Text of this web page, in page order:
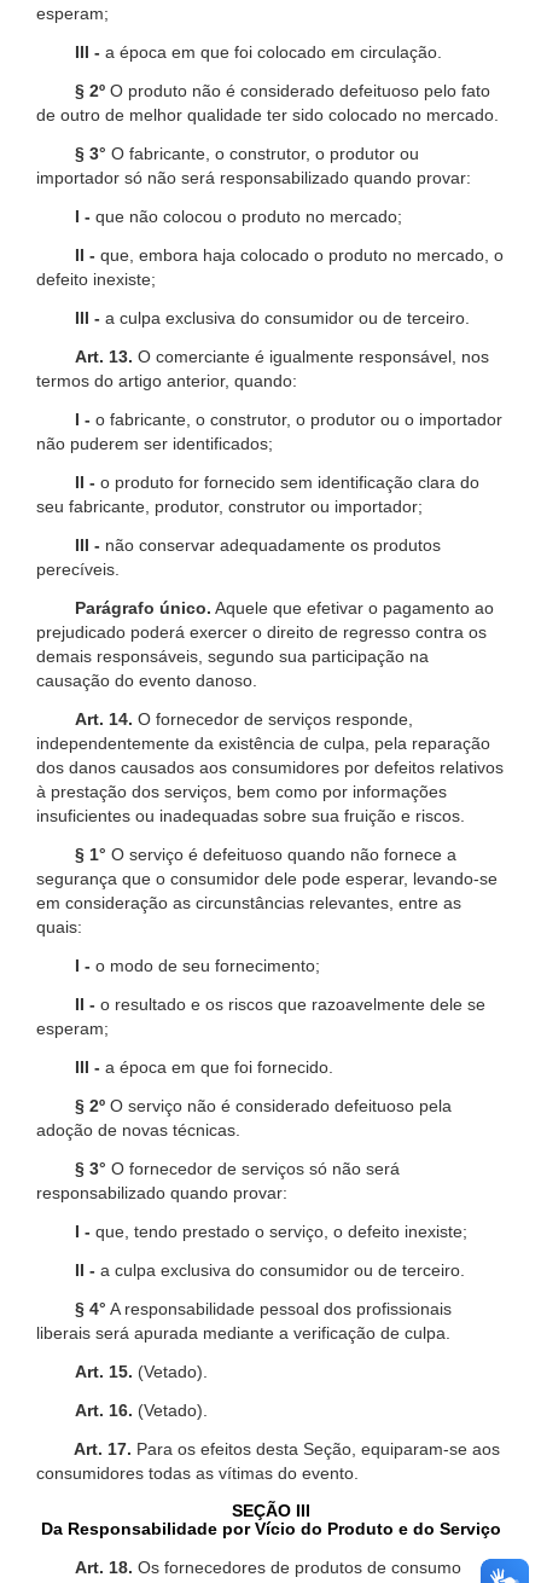
esperam;
III - a época em que foi colocado em circulação.
§ 2º O produto não é considerado defeituoso pelo fato
de outro de melhor qualidade ter sido colocado no mercado.
§ 3° O fabricante, o construtor, o produtor ou
importador só não será responsabilizado quando provar:
I - que não colocou o produto no mercado;
II - que, embora haja colocado o produto no mercado, o
defeito inexiste;
III - a culpa exclusiva do consumidor ou de terceiro.
Art. 13. O comerciante é igualmente responsável, nos
termos do artigo anterior, quando:
I - o fabricante, o construtor, o produtor ou o importador
não puderem ser identificados;
II - o produto for fornecido sem identificação clara do
seu fabricante, produtor, construtor ou importador;
III - não conservar adequadamente os produtos
perecíveis.
Parágrafo único. Aquele que efetivar o pagamento ao
prejudicado poderá exercer o direito de regresso contra os
demais responsáveis, segundo sua participação na
causação do evento danoso.
Art. 14. O fornecedor de serviços responde,
independentemente da existência de culpa, pela reparação
dos danos causados aos consumidores por defeitos relativos
à prestação dos serviços, bem como por informações
insuficientes ou inadequadas sobre sua fruição e riscos.
§ 1° O serviço é defeituoso quando não fornece a
segurança que o consumidor dele pode esperar, levando-se
em consideração as circunstâncias relevantes, entre as
quais:
I - o modo de seu fornecimento;
II - o resultado e os riscos que razoavelmente dele se
esperam;
III - a época em que foi fornecido.
§ 2º O serviço não é considerado defeituoso pela
adoção de novas técnicas.
§ 3° O fornecedor de serviços só não será
responsabilizado quando provar:
I - que, tendo prestado o serviço, o defeito inexiste;
II - a culpa exclusiva do consumidor ou de terceiro.
§ 4° A responsabilidade pessoal dos profissionais
liberais será apurada mediante a verificação de culpa.
Art. 15. (Vetado).
Art. 16. (Vetado).
Art. 17. Para os efeitos desta Seção, equiparam-se aos
consumidores todas as vítimas do evento.
SEÇÃO III
Da Responsabilidade por Vício do Produto e do Serviço
Art. 18. Os fornecedores de produtos de consumo